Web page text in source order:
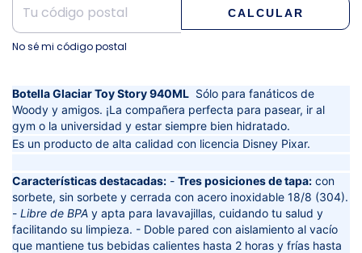
CALCULAR
No sé mi código postal
Botella Glaciar Toy Story 940ML Sólo para fanáticos de
Woody y amigos. ¡La compañera perfecta para pasear, ir al
gym o la universidad y estar siempre bien hidratado.
Es un producto de alta calidad con licencia Disney Pixar.
Características destacadas: - Tres posiciones de tapa: con
sorbete, sin sorbete y cerrada con acero inoxidable 18/8 (304).
- Libre de BPA y apta para lavavajillas, cuidando tu salud y
facilitando su limpieza. - Doble pared con aislamiento al vacío
que mantiene tus bebidas calientes hasta 2 horas y frías hasta